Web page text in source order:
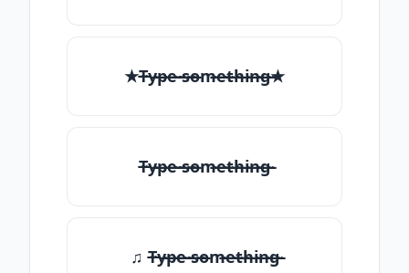
★T̶̴y̶̴p̶̴e̶̴ ̶̴s̶̴o̶̴m̶̴e̶̴t̶̴h̶̴i̶̴n̶̴g̶̴★
T̶̴y̶̴p̶̴e̶̴ ̶̴s̶̴o̶̴m̶̴e̶̴t̶̴h̶̴i̶̴n̶̴g̶̴
♫ T̶̴y̶̴p̶̴e̶̴ ̶̴s̶̴o̶̴m̶̴e̶̴t̶̴h̶̴i̶̴n̶̴g̶̴